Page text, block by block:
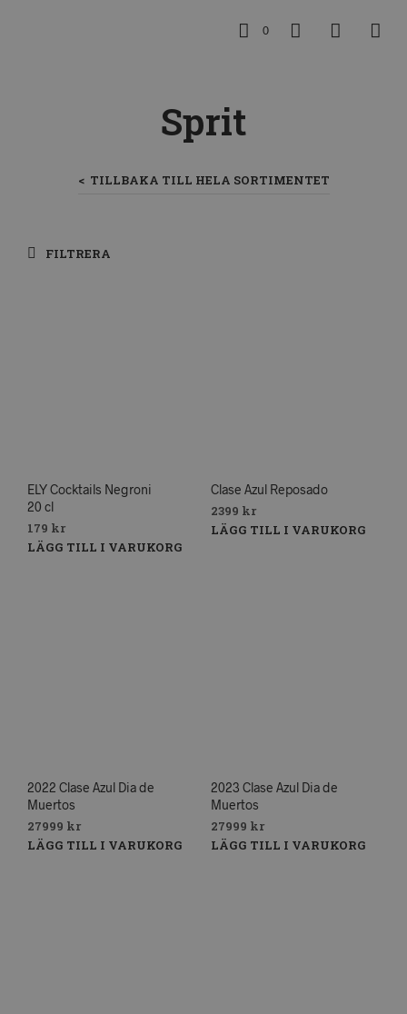
0
Sprit
< TILLBAKA TILL HELA SORTIMENTET
FILTRERA
ELY Cocktails Negroni
20 cl
179 kr
LÄGG TILL I VARUKORG
Clase Azul Reposado
2399 kr
LÄGG TILL I VARUKORG
2022 Clase Azul Dia de
Muertos
27999 kr
LÄGG TILL I VARUKORG
2023 Clase Azul Dia de
Muertos
27999 kr
LÄGG TILL I VARUKORG